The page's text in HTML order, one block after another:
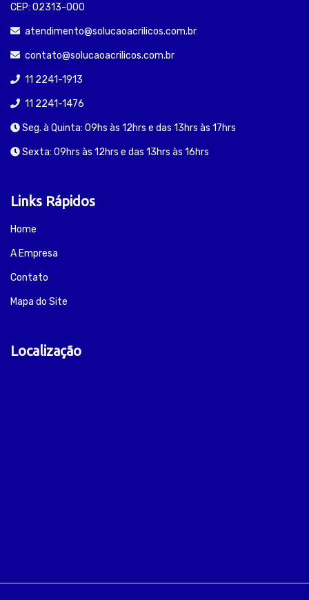
CEP: 02313-000
atendimento@solucaoacrilicos.com.br
contato@solucaoacrilicos.com.br
11 2241-1913
11 2241-1476
Seg. à Quinta: 09hs às 12hrs e das 13hrs às 17hrs
Sexta: 09hrs às 12hrs e das 13hrs às 16hrs
Links Rápidos
Home
A Empresa
Contato
Mapa do Site
Localização